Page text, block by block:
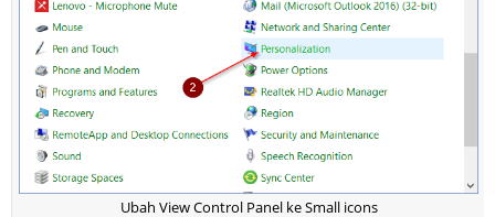
Ubah View Control Panel ke Small icons